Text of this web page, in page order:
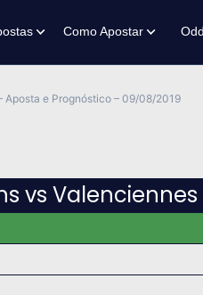
Como Apostar
Aposta e Prognóstico – 09/08/2019
vs Valenciennes